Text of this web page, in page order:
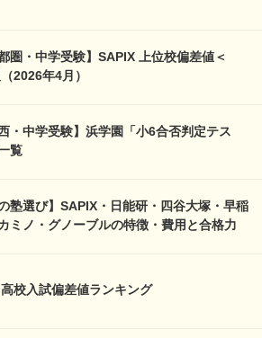
圏・中学受験】SAPIX 上位校偏差値＜
2026年4月）
・中学受験】浜学園「小6合否判定テス
覧
塾選び】SAPIX・日能研・四谷大塚・早稲
ミノ・グノーブルの特徴・費用と合格力
校入試偏差値ランキング